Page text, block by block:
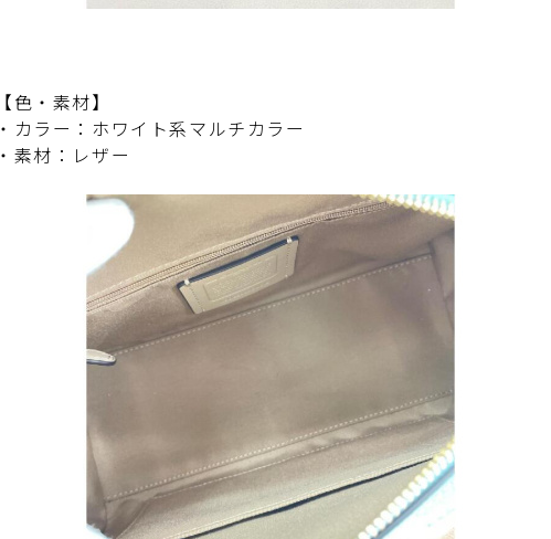
【色・素材】
・カラー：ホワイト系マルチカラー
・素材：レザー